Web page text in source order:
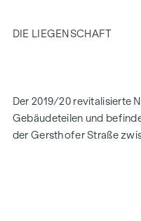
DIE LIEGENSCHAFT
Der 2019/20 revitalisierte
Gebäudeteilen und
der Gersthofer Straße